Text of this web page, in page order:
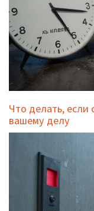
Что делать, если
вашему делу